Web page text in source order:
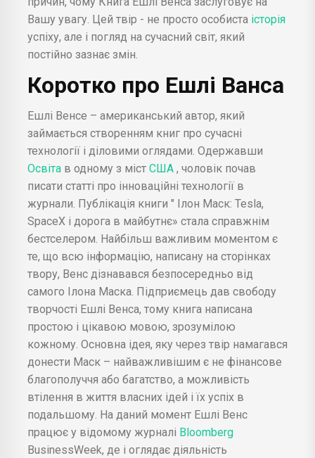
Вашу увагу. Цей твір - не просто особиста історія
успіху, але і погляд на сучасний світ, який
постійно зазнає змін.
Коротко про Ешлі Ванса
Ешлі Венсе – американський автор, який
займається створенням книг про сучасні
технології і діловими оглядами. Одержавши
Освіта в одному з міст США , чоловік почав
писати статті про інноваційні технології в
журнали. Публікація книги " Ілон Маск: Tesla,
SpaceX і дорога в майбутнє» стала справжнім
бестселером. Найбільш важливим моментом є
те, що всю інформацію, написану на сторінках
твору, Венс дізнавався безпосередньо від
самого Ілона Маска. Підприємець дав свободу
творчості Ешлі Венса, тому книга написана
простою і цікавою мовою, зрозумілою
кожному. Основна ідея, яку через твір намагався
донести Маск – найважливішим є не фінансове
благополуччя або багатство, а можливість
втілення в життя власних ідей і їх успіх в
подальшому. На даний момент Ешлі Венс
працює у відомому журналі Bloomberg
BusinessWeek, де і оглядає діяльність